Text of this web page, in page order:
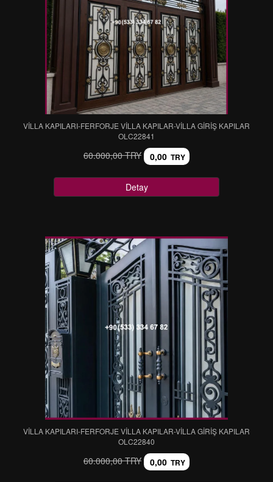
VİLLA KAPILARI-FERFORJE VİLLA KAPILAR-VİLLA GİRİŞ KAPILAR
OLC22841
60.000,00 TRY 0,00 TRY
Detay
VİLLA KAPILARI-FERFORJE VİLLA KAPILAR-VİLLA GİRİŞ KAPILAR
OLC22840
60.000,00 TRY 0,00 TRY